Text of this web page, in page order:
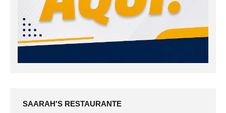
SAARAH'S RESTAURANTE